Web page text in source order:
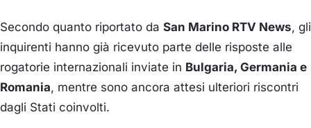
Secondo quanto riportato da San Marino RTV News, gli
inquirenti hanno già ricevuto parte delle risposte alle
rogatorie internazionali inviate in Bulgaria, Germania e
Romania, mentre sono ancora attesi ulteriori riscontri
dagli Stati coinvolti.